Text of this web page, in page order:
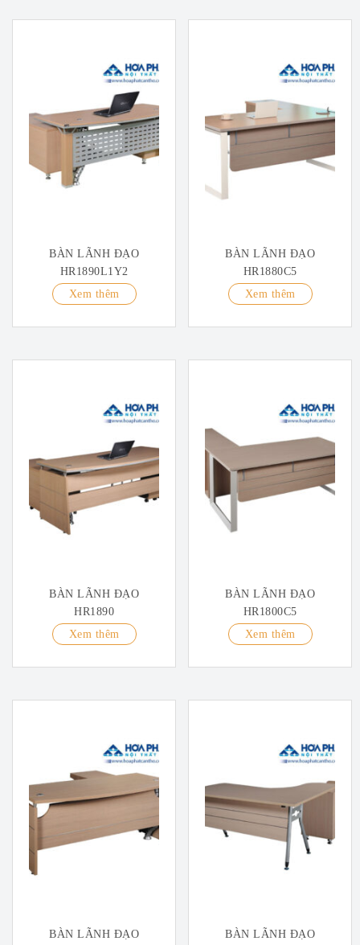
BÀN LÃNH ĐẠO
HR1890L1Y2
Xem thêm
BÀN LÃNH ĐẠO
HR1880C5
Xem thêm
BÀN LÃNH ĐẠO
HR1890
Xem thêm
BÀN LÃNH ĐẠO
HR1800C5
Xem thêm
BÀN LÃNH ĐẠO
BÀN LÃNH ĐẠO